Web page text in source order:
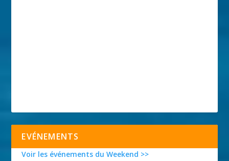
EVÉNEMENTS
Voir les événements du Weekend >>